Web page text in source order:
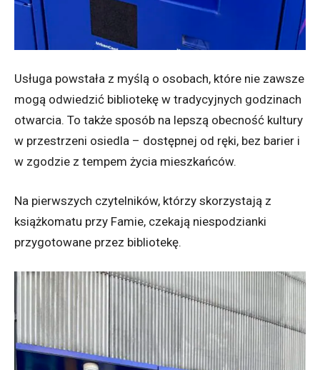
Usługa powstała z myślą o osobach, które nie zawsze
mogą odwiedzić bibliotekę w tradycyjnych godzinach
otwarcia. To także sposób na lepszą obecność kultury
w przestrzeni osiedla – dostępnej od ręki, bez barier i
w zgodzie z tempem życia mieszkańców.
Na pierwszych czytelników, którzy skorzystają z
książkomatu przy Famie, czekają niespodzianki
przygotowane przez bibliotekę.